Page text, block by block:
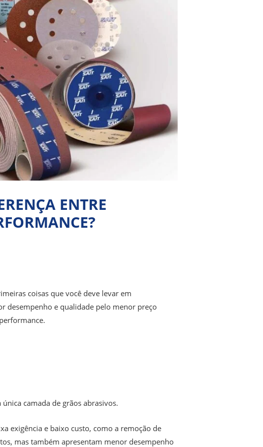
ENTRE
coisas que você deve levar em
desempenho e qualidade pelo menor preço
camada de grãos abrasivos.
exigência e baixo custo, como a remoção de
mas também apresentam menor desempenho